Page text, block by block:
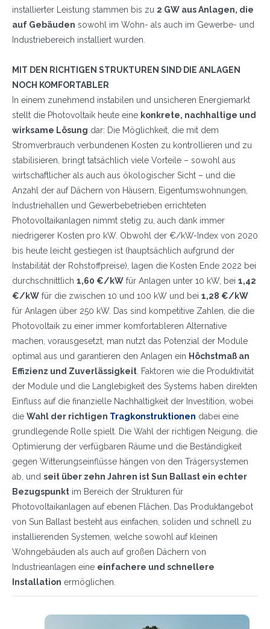
installierter Leistung stammen bis zu 2 GW aus Anlagen, die
auf Gebäuden sowohl im Wohn- als auch im Gewerbe- und
Industriebereich installiert wurden.
MIT DEN RICHTIGEN STRUKTUREN SIND DIE ANLAGEN
NOCH KOMFORTABLER
In einem zunehmend instabilen und unsicheren Energiemarkt
stellt die Photovoltaik heute eine konkrete, nachhaltige und
wirksame Lösung dar: Die Möglichkeit, die mit dem
Stromverbrauch verbundenen Kosten zu kontrollieren und zu
stabilisieren, bringt tatsächlich viele Vorteile – sowohl aus
wirtschaftlicher als auch aus ökologischer Sicht – und die
Anzahl der auf Dächern von Häusern, Eigentumswohnungen,
Industriehallen und Gewerbebetrieben errichteten
Photovoltaikanlagen nimmt stetig zu, auch dank immer
niedrigerer Kosten pro kW. Obwohl der €/kW-Index von 2020
bis heute leicht gestiegen ist (hauptsächlich aufgrund der
Instabilität der Rohstoffpreise), lagen die Kosten Ende 2022 bei
durchschnittlich 1,60 €/kW für Anlagen unter 10 kW, bei 1,42
€/kW für die zwischen 10 und 100 kW und bei 1,28 €/kW
für Anlagen über 250 kW. Das sind kompetitive Zahlen, die die
Photovoltaik zu einer immer komfortableren Alternative
machen, vorausgesetzt, man nutzt das Potenzial der Module
optimal aus und garantieren den Anlagen ein Höchstmaß an
Effizienz und Zuverlässigkeit . Faktoren wie die Produktivität
der Module und die Langlebigkeit des Systems haben direkten
Einfluss auf die finanzielle Nachhaltigkeit der Investition, wobei
die Wahl der richtigen Tragkonstruktionen dabei eine
grundlegende Rolle spielt. Die Wahl der richtigen Neigung, die
Optimierung der verfügbaren Räume und die Beständigkeit
gegen Witterungseinflüsse hängen von den Trägersystemen
ab, und seit über zehn Jahren ist Sun Ballast ein echter
Bezugspunkt im Bereich der Strukturen für
Photovoltaikanlagen auf ebenen Flächen. Das Produktangebot
von Sun Ballast besteht aus einfachen, soliden und schnell zu
installierenden Systemen, welche sowohl auf kleinen
Wohngebäuden als auch auf großen Dächern von
Industrieanlagen eine einfachere und schnellere
Installation ermöglichen.